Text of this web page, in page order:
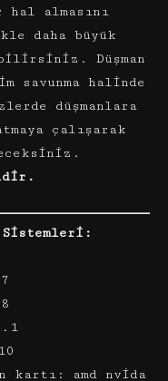
almasını
daha büyük
Düşman
savunma halinde
düşmanlara
çalışarak
Sistemleri:
kartı: amd nvida